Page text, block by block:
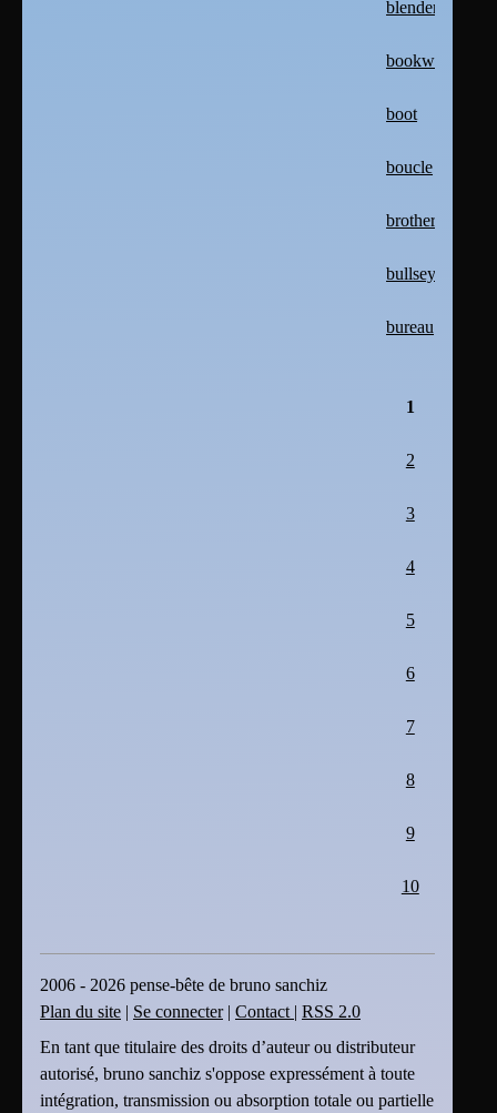
blender
bookworm
boot
boucle
brother
bullseye
bureau
1
2
3
4
5
6
7
8
9
10
2006 - 2026 pense-bête de bruno sanchiz
Plan du site | Se connecter| Contact | RSS 2.0
En tant que titulaire des droits d’auteur ou distributeur
autorisé, bruno sanchiz s'oppose expressément à toute
intégration, transmission ou absorption totale ou partielle